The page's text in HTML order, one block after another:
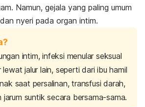
Namun, gejala yang paling umum
nyeri pada organ intim.
intim, infeksi menular seksual
lewat jalur lain, seperti dari ibu hamil
saat persalinan, transfusi darah,
jarum suntik secara bersama-sama.